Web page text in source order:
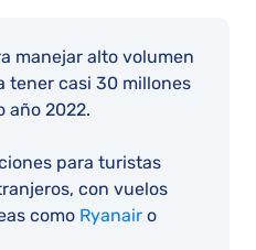
manejar alto volumen
tener casi 30 millones
año 2022.
para turistas
con vuelos
como Ryanair o